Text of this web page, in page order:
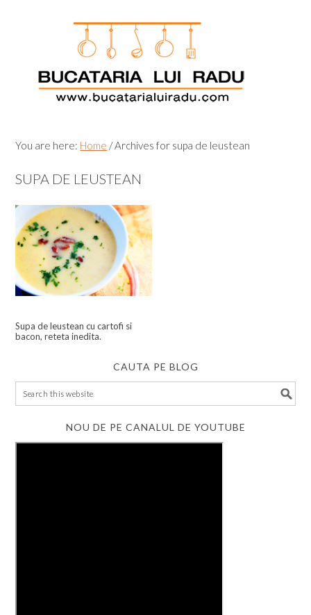
You are here: Home /Archives for supa de leustean
SUPA DE LEUSTEAN
Supa de leustean cu cartofi si
bacon, reteta inedita.
CAUTA PE BLOG
NOU DE PE CANALUL DE YOUTUBE